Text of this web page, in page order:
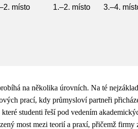
místo 1.–2. místo 3.–4.
na několika úrovních. Na té
prací, kdy průmysloví partneři
studenti řeší pod vedením
most mezi teorií a praxí, přičemž firmy